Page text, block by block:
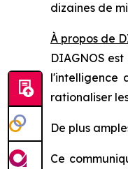
dizaines de
À propos de
DIAGNOS
l'intelligence
rationaliser
De plus
Ce